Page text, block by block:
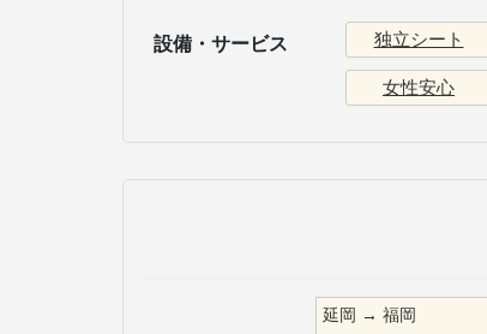
設備・サービス 独立シート
女性安心
延岡 →福岡